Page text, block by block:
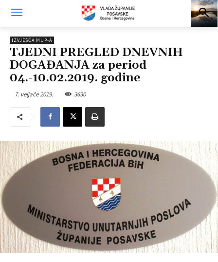
IZVJEŠĆA MUP-A
TJEDNI PREGLED DNEVNIH
DOGAĐANJA za period
04.-10.02.2019. godine
7. veljače 2019. 3630